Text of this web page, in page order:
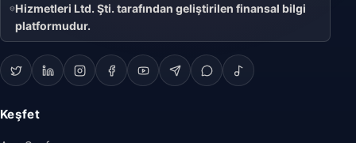
Hizmetleri Ltd. Şti. tarafından geliştirilen finansal bilgi
platformudur.
Keşfet